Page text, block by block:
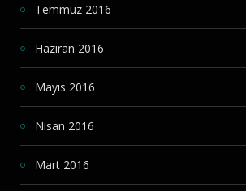
Temmuz 2016
Haziran 2016
Mayıs 2016
Nisan 2016
Mart 2016